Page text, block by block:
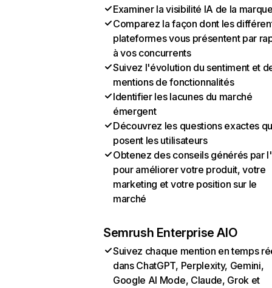
Examiner la visibilité IA de la
Comparez la façon dont les
plateformes vous présentent par
à vos concurrents
Suivez l'évolution du sentiment et
mentions de fonctionnalités
Identifier les lacunes du marché
émergent
Découvrez les questions exactes
posent les utilisateurs
Obtenez des conseils générés par
pour améliorer votre produit, votre
marketing et votre position sur le
marché
Semrush Enterprise AIO
Suivez chaque mention en temps
dans ChatGPT, Perplexity, Gemini,
Google AI Mode, Claude, Grok et